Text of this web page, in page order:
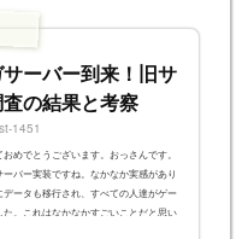
サーバー到来！旧サ
の結果と考察
1451
めでとうございます。おっさんです。
バー実装ですね。なかなか実感があり
ータも移行され、すべての人達がゲー
。これはなかなかすごいことだと思い
の垣根なく色んな人をフォローさせて